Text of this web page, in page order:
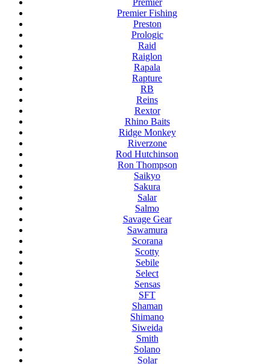
Premier Fishing
Preston
Prologic
Raid
Raiglon
Rapala
Rapture
RB
Reins
Rextor
Rhino Baits
Ridge Monkey
Riverzone
Rod Hutchinson
Ron Thompson
Saikyo
Sakura
Salar
Salmo
Savage Gear
Sawamura
Scorana
Scotty
Sebile
Select
Sensas
SFT
Shaman
Shimano
Siweida
Smith
Solano
Solar